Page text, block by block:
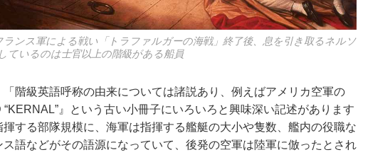
ンス軍による戦い「トラファルガーの海戦」終了後、息を引き取るネルソ
ているのは士官以上の階級がある船員
階級英語呼称の由来については諸説あり、例えばアメリカ空軍の
“KERNAL”』という古い小冊子にいろいろと興味深い記述があります
する部隊規模に、海軍は指揮する艦艇の大小や隻数、艦内の役職な
語などがその語源になっていて、後発の空軍は陸軍に倣ったとされ